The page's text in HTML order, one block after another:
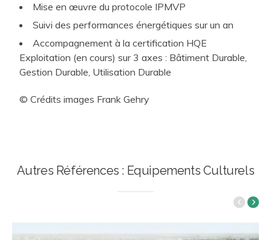
Mise en œuvre du protocole IPMVP
Suivi des performances énergétiques sur un an
Accompagnement à la certification HQE
Exploitation (en cours) sur 3 axes : Bâtiment Durable,
Gestion Durable, Utilisation Durable
© Crédits images Frank Gehry
Autres Références : Equipements Culturels